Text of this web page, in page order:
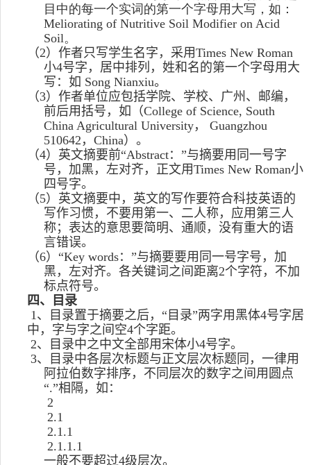
目中的每一个实词的第一个字母用大写，如：
Meliorating of Nutritive Soil Modifier on Acid
Soil。
（2）作者只写学生名字，采用Times New Roman
小4号字，居中排列，姓和名的第一个字母用大
写：如 Song Nianxiu。
（3）作者单位应包括学院、学校、广州、邮编，
前后用括号，如（College of Science, South
China Agricultural University， Guangzhou
510642 ， China）。
（4）英文摘要前“Abstract：”与摘要用同一号字
号，加黑，左对齐，正文用Times New Roman小
四号字。
（5）英文摘要中，英文的写作要符合科技英语的
写作习惯，不要用第一、二人称，应用第三人
称；表达的意思要简明、通顺，没有重大的语
言错误。
（6）“Key words：”与摘要要用同一号字号，加
黑，左对齐。各关键词之间距离2个字符，不加
标点符号。
四、目录
1、目录置于摘要之后，“目录”两字用黑体4号字居
中，字与字之间空4个字距。
2、目录中之中文全部用宋体小4号字。
3、目录中各层次标题与正文层次标题同，一律用
阿拉伯数字排序，不同层次的数字之间用圆点
“.”相隔，如：
2
2.1
2.1.1
2.1.1.1
一般不要超过4级层次。